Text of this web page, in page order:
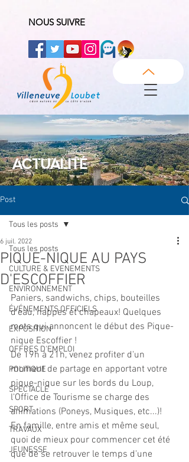
NOUS SUIVRE
ACTUALITÉ
Post
Tous les posts
CULTURE & EVENEMENTS
ENVIRONNEMENT
ÉVÉNEMENTS OFFICIELS
EXPOSITION
OFFRES D'EMPLOI
POLITIQUE
SPECTACLE
SPORT
TRAVAUX
JEUNESSE
Tous les posts
PIQUE-NIQUE AU PAYS
D'ESCOFFIER
6 juil. 2022
Paniers, sandwichs, chips, bouteilles
d'eau, nappes et chapeaux! Quelques
mots qui annoncent le début des Pique-
nique Escoffier !
De 19h à 21h, venez profiter d'un
moment de partage en apportant votre
pique-nique sur les bords du Loup,
l'Office de Tourisme se charge des
animations (Poneys, Musiques, etc...)!
En famille, entre amis et même seul,
quoi de mieux pour commencer cet été
que de se retrouver le temps d'une